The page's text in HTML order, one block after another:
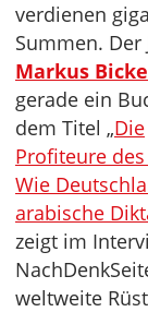
verdienen
Summen. Der
Markus
gerade ein
dem Titel „Die
Profiteure
Wie
arabische
zeigt im
weltweite